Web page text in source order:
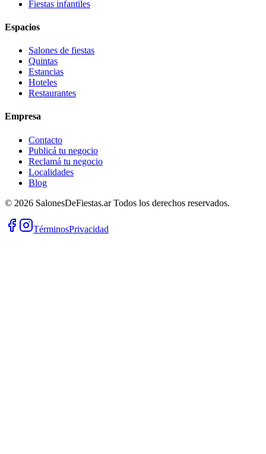
Fiestas infantiles
Espacios
Salones de fiestas
Quintas
Estancias
Hoteles
Restaurantes
Empresa
Contacto
Publicá tu negocio
Reclamá tu negocio
Localidades
Blog
© 2026 SalonesDeFiestas.arTodos los derechos reservados.
TérminosPrivacidad